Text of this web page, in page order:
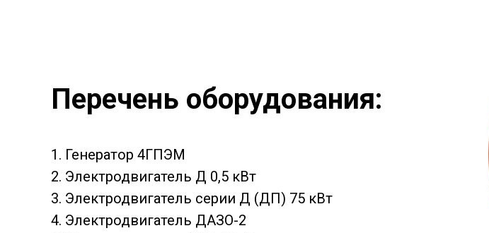
1. Генератор 4ГПЭМ
2. Электродвигатель Д 0,5 кВт
3. Электродвигатель серии Д (ДП) 75 кВт
4. Электродвигатель ДАЗО-2
Перечень оборудования: